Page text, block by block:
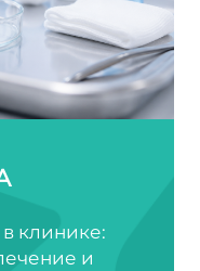
клинике:
и